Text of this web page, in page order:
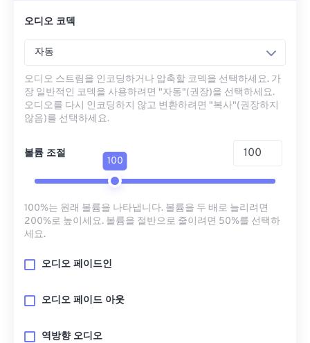
오디오 코덱
자동
오디오 스트림을 인코딩하거나 압축할 코덱을 선택하세요. 가
장 일반적인 코덱을 사용하려면 "자동"(권장)을 선택하세요.
오디오를 다시 인코딩하지 않고 변환하려면 "복사"(권장하지
않음)를 선택하세요.
볼륨 조절
100
100%는 원래 볼륨을 나타냅니다. 볼륨을 두 배로 늘리려면
200%로 높이세요. 볼륨을 절반으로 줄이려면 50%를 선택하
세요.
오디오 페이드인
오디오 페이드 아웃
역방향 오디오